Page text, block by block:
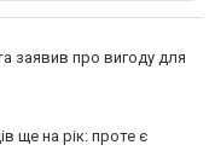
заявив про вигоду для
ще на рік: проте є